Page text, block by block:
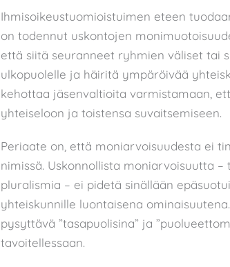
Ihmisoikeustuomioistuimen eteen
on todennut uskontojen
että siitä seuranneet ryhmien väliset tai
ulkopuolelle ja häiritä ympäröivää
kehottaa jäsenvaltioita varmistamaan,
yhteiseloon ja toistensa suvaitsemiseen.
Periaate on, että moniarvoisuudesta ei
nimissä. Uskonnollista moniarvoisuutta
pluralismia – ei pidetä sinällään
yhteiskunnille luontaisena
pysyttävä ”tasapuolisina” ja
tavoitellessaan.